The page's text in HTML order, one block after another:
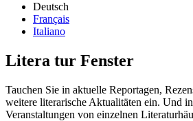
Deutsch
Français
Italiano
Litera tur Fenster
Tauchen Sie in aktuelle Reportagen,
weitere literarische Aktualitäten ein. Und
Veranstaltungen von einzelnen